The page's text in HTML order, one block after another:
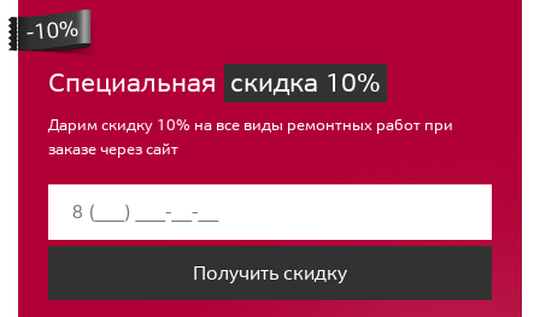
Специальная скидка 10%
Дарим скидку 10% на все виды ремонтных работ при
заказе через сайт
Получить скидку